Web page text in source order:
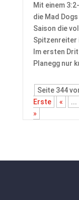
Mit einem
die Mad
Saison die
Spitzenreiter
Im ersten
Planegg nur
Seite 344
Erste
« ...
»